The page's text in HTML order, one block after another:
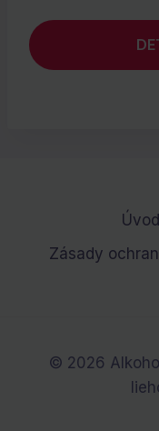
bola:
je:
€0.00.
Úvod
Zásady
© 2026